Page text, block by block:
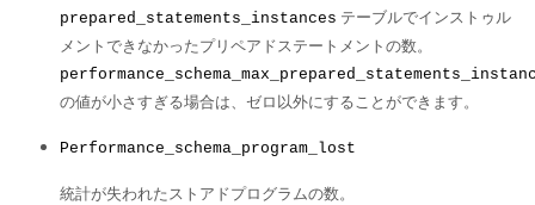
prepared_statements_instances テーブルでインストゥル
メントできなかったプリペアドステートメントの数。
の値が小さすぎる場合は、ゼロ以外にすることができます。
Performance_schema_program_lost
統計が失われたストアドプログラムの数。